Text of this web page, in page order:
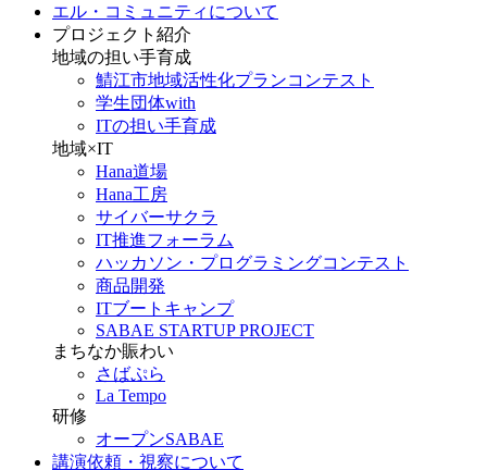
エル・コミュニティについて
プロジェクト紹介
地域の担い手育成
鯖江市地域活性化プランコンテスト
学生団体with
ITの担い手育成
地域×IT
Hana道場
Hana工房
サイバーサクラ
IT推進フォーラム
ハッカソン・プログラミングコンテスト
商品開発
ITブートキャンプ
SABAE STARTUP PROJECT
まちなか賑わい
さばぷら
La Tempo
研修
オープンSABAE
講演依頼・視察について